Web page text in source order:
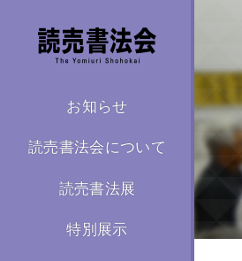
お知らせ
読売書法会について
読売書法展
特別展示